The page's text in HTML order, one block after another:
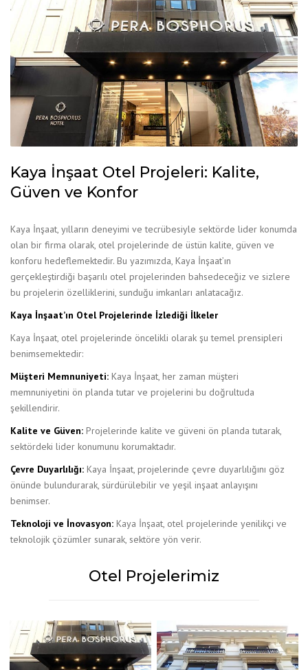
Kaya İnşaat Otel Projeleri: Kalite,
Güven ve Konfor
Kaya İnşaat, yılların deneyimi ve tecrübesiyle sektörde lider konumda
olan bir firma olarak, otel projelerinde de üstün kalite, güven ve
konforu hedeflemektedir. Bu yazımızda, Kaya İnşaat’ın
gerçekleştirdiği başarılı otel projelerinden bahsedeceğiz ve sizlere
bu projelerin özelliklerini, sunduğu imkanları anlatacağız.
Kaya İnşaat’ın Otel Projelerinde İzlediği İlkeler
Kaya İnşaat, otel projelerinde öncelikli olarak şu temel prensipleri
benimsemektedir:
Müşteri Memnuniyeti: Kaya İnşaat, her zaman müşteri
memnuniyetini ön planda tutar ve projelerini bu doğrultuda
şekillendirir.
Kalite ve Güven: Projelerinde kalite ve güveni ön planda tutarak,
sektördeki lider konumunu korumaktadır.
Çevre Duyarlılığı: Kaya İnşaat, projelerinde çevre duyarlılığını göz
önünde bulundurarak, sürdürülebilir ve yeşil inşaat anlayışını
benimser.
Teknoloji ve İnovasyon: Kaya İnşaat, otel projelerinde yenilikçi ve
teknolojik çözümler sunarak, sektöre yön verir.
Otel Projelerimiz